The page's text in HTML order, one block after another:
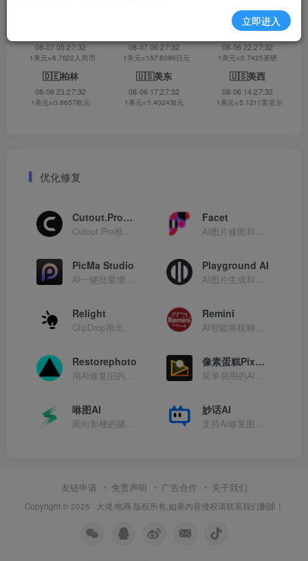
08-07 05:27:32
1美元≈6.7622人民币
08-07 06:27:32
1美元≈157.6096日元
🇬🇧伦敦
08-06 22:27:32
1美元≈0.7425英镑
🇩🇪柏林
08-06 23:27:32
1美元≈0.8657欧元
🇺🇸美东
08-06 17:27:32
1美元≈1.4024加元
🇺🇸美西
08-06 14:27:32
1美元≈5.1211雷亚尔
优化修复
Cutout.Pro老照片上色 Facet
PicMa Studio Playground AI
Relight Remini
Restorephoto 像素蛋糕PixCake
咻图AI 妙话AI
友链申请 免责声明 广告合作 关于我们
Copyright © 2025 · 大佬.电商 版权所有,如果内容侵权请联系我们删除！
立即进入